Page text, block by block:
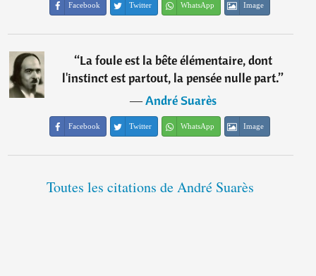
Facebook Twitter WhatsApp Image
“La foule est la bête élémentaire, dont
l'instinct est partout, la pensée nulle part.”
―André Suarès
Facebook Twitter WhatsApp Image
Toutes les citations de André Suarès